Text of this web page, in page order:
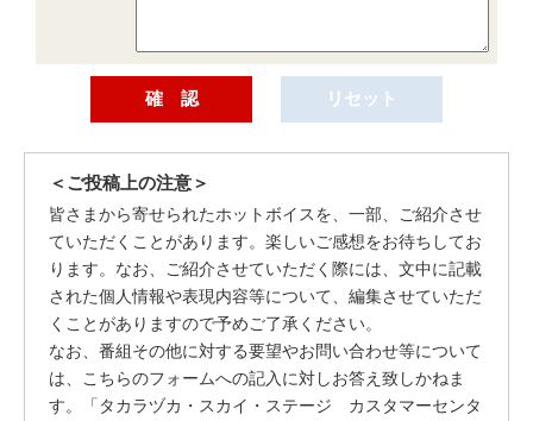
＜ご投稿上の注意＞
皆さまから寄せられたホットボイスを、一部、ご紹介させ
ていただくことがあります。楽しいご感想をお待ちしてお
ります。なお、ご紹介させていただく際には、文中に記載
された個人情報や表現内容等について、編集させていただ
くことがありますので予めご了承ください。
なお、番組その他に対する要望やお問い合わせ等について
は、こちらのフォームへの記入に対しお答え致しかねま
す。「タカラヅカ・スカイ・ステージ カスタマーセンタ